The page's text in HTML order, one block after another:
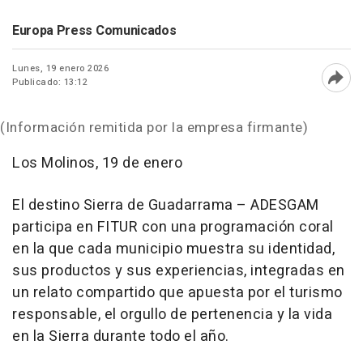
Europa Press Comunicados
Lunes, 19 enero 2026
Publicado: 13:12
(Información remitida por la empresa firmante)
Los Molinos, 19 de enero
El destino Sierra de Guadarrama – ADESGAM
participa en FITUR con una programación coral
en la que cada municipio muestra su identidad,
sus productos y sus experiencias, integradas en
un relato compartido que apuesta por el turismo
responsable, el orgullo de pertenencia y la vida
en la Sierra durante todo el año.